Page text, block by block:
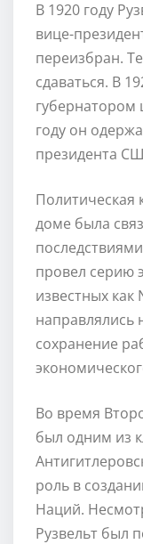
В 1920 году
вице-
переизбран.
сдаваться. В
губернатором
году он
президента
Политическая
доме была
провел серию
известных как
направлялись
сохранение
Во время
был одним из
роль в
Наций.
Рузвельт был